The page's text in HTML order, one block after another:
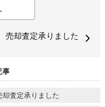
却査定承りました
事
査定承りました